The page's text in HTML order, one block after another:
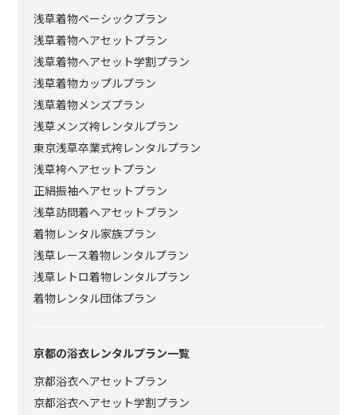
浅草着物ベーシックプラン
浅草着物ヘアセットプラン
浅草着物ヘアセット学割プラン
浅草着物カップルプラン
浅草着物メンズプラン
浅草メンズ袴レンタルプラン
東京浅草卒業式袴レンタルプラン
浅草袴ヘアセットプラン
正絹振袖ヘアセットプラン
浅草訪問着ヘアセットプラン
着物レンタル家族プラン
浅草レース着物レンタルプラン
浅草レトロ着物レンタルプラン
着物レンタル団体プラン
京都の浴衣レンタルプラン一覧
京都浴衣ヘアセットプラン
京都浴衣ヘアセット学割プラン